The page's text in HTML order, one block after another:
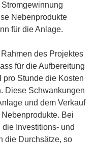
Nebenprodukte
für die Anlage.
des Projektes
für die Aufbereitung
pro Stunde die Kosten
Diese Schwankungen
und dem Verkauf
Bei
Investitions- und
die Durchsätze, so